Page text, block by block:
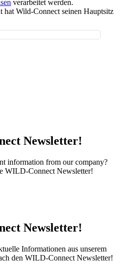
verarbeitet werden.
hat Wild-Connect seinen Hauptsitz
Newsletter!
information from our company?
WILD-Connect Newsletter!
Newsletter!
Informationen aus unserem
den WILD-Connect Newsletter!